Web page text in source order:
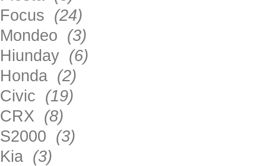
Focus (24)
Mondeo (3)
Hiunday (6)
Honda (2)
Civic (19)
CRX (8)
S2000 (3)
Kia (3)